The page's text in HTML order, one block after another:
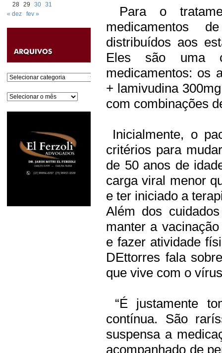
28 29 30 31
« dez
fev »
Categorias
Arquivos
Para o
medicamentos
distribuídos aos
Eles são uma
medicamentos: os
+ lamivudina
com combinações
Inicialmente, o
critérios para
de 50 anos de
carga viral menor
e ter iniciado a
Além dos
manter a
e fazer atividade
DEttorres fala
que vive com o
“É justamente
contínua. São
suspensa a
acompanhado de